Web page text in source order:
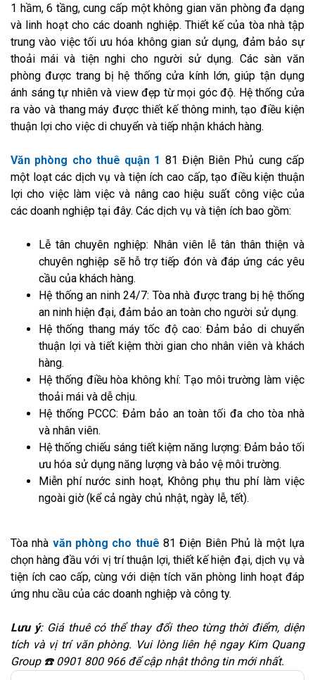
1 hầm, 6 tầng, cung cấp một không gian văn phòng đa dạng
và linh hoạt cho các doanh nghiệp. Thiết kế của tòa nhà tập
trung vào việc tối ưu hóa không gian sử dụng, đảm bảo sự
thoải mái và tiện nghi cho người sử dụng. Các sàn văn
phòng được trang bị hệ thống cửa kính lớn, giúp tận dụng
ánh sáng tự nhiên và view đẹp từ mọi góc độ. Hệ thống cửa
ra vào và thang máy được thiết kế thông minh, tạo điều kiện
thuận lợi cho việc di chuyển và tiếp nhận khách hàng.
Văn phòng cho thuê quận 1 81 Điện Biên Phủ cung cấp
một loạt các dịch vụ và tiện ích cao cấp, tạo điều kiện thuận
lợi cho việc làm việc và nâng cao hiệu suất công việc của
các doanh nghiệp tại đây. Các dịch vụ và tiện ích bao gồm:
Lễ tân chuyên nghiệp: Nhân viên lễ tân thân thiện và
chuyên nghiệp sẽ hỗ trợ tiếp đón và đáp ứng các yêu
cầu của khách hàng.
Hệ thống an ninh 24/7: Tòa nhà được trang bị hệ thống
an ninh hiện đại, đảm bảo an toàn cho người sử dụng.
Hệ thống thang máy tốc độ cao: Đảm bảo di chuyển
thuận lợi và tiết kiệm thời gian cho nhân viên và khách
hàng.
Hệ thống điều hòa không khí: Tạo môi trường làm việc
thoải mái và dễ chịu.
Hệ thống PCCC: Đảm bảo an toàn tối đa cho tòa nhà
và nhân viên.
Hệ thống chiếu sáng tiết kiệm năng lượng: Đảm bảo tối
ưu hóa sử dụng năng lượng và bảo vệ môi trường.
Miễn phí nước sinh hoạt, Không phụ thu phí làm việc
ngoài giờ (kể cả ngày chủ nhật, ngày lễ, tết).
Tòa nhà văn phòng cho thuê 81 Điện Biên Phủ là một lựa
chọn hàng đầu với vị trí thuận lợi, thiết kế hiện đại, dịch vụ và
tiện ích cao cấp, cùng với diện tích văn phòng linh hoạt đáp
ứng nhu cầu của các doanh nghiệp và công ty.
Lưu ý: Giá thuê có thể thay đổi theo từng thời điểm, diện
tích và vị trí văn phòng. Vui lòng liên hệ ngay Kim Quang
Group ☎️ 0901 800 966 để cập nhật thông tin mới nhất.